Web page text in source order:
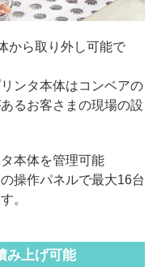
から取り外し可能で
ンタ本体はコンベアの
るお客さまの現場の設
本体を管理可能
操作パネルで最大16台
。
み上げ可能